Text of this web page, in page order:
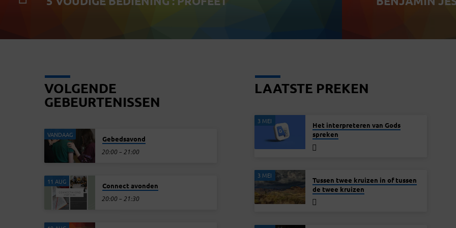
VOLGENDE
GEBEURTENISSEN
VANDAAG
Gebedsavond
20:00 – 21:00
11 AUG
Connect avonden
20:00 – 21:30
LAATSTE PREKEN
3 MEI
Het interpreteren van Gods
spreken
3 MEI
Tussen twee kruizen in of tussen
de twee kruizen